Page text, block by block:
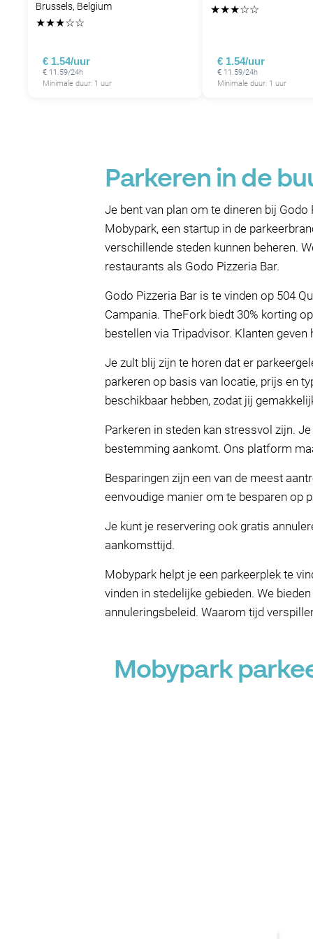
Brussels, Belgium
★★★☆☆
€ 1.54/uur
€ 11.59/24h
Minimale duur: 1 uur
★★★☆☆
€ 1.54/uur
€ 11.59/24h
Minimale duur: 1 uur
Parkeren in de
Je bent van plan om te dineren bij
Mobypark, een startup in de
verschillende steden kunnen beheren.
restaurants als Godo Pizzeria Bar.
Godo Pizzeria Bar is te vinden op 504
Campania. TheFork biedt 30% korting
bestellen via Tripadvisor. Klanten
Je zult blij zijn te horen dat er
parkeren op basis van locatie, prijs en
beschikbaar hebben, zodat jij
Parkeren in steden kan stressvol zijn.
bestemming aankomt. Ons platform
Besparingen zijn een van de meest
eenvoudige manier om te besparen op
Je kunt je reservering ook gratis
aankomsttijd.
Mobypark helpt je een parkeerplek te
vinden in stedelijke gebieden. We
annuleringsbeleid. Waarom tijd
Mobypark